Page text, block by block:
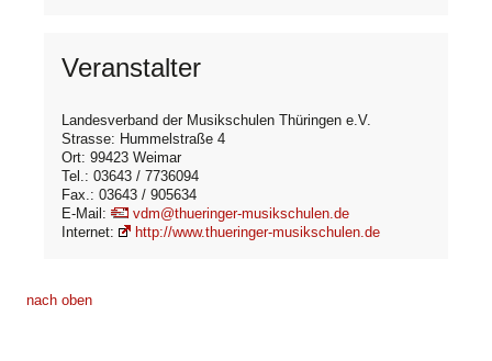
Veranstalter
Landesverband der Musikschulen Thüringen e.V.
Strasse: Hummelstraße 4
Ort: 99423 Weimar
Tel.: 03643 / 7736094
Fax.: 03643 / 905634
E-Mail:
vdm@thueringer-musikschulen.de
Internet:
http://www.thueringer-musikschulen.de
nach oben